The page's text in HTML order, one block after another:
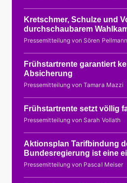
Kretschmer, Schulze und
durchschaubarem
Pressemitteilung von Sören Pellmann
Frühstartrente garantiert
Absicherung
Pressemitteilung von Tamara Mazzi
Frühstartrente setzt völlig
Pressemitteilung von Sarah Vollath
Aktionsplan Tarifbindung
Bundesregierung ist eine
Pressemitteilung von Pascal Meiser